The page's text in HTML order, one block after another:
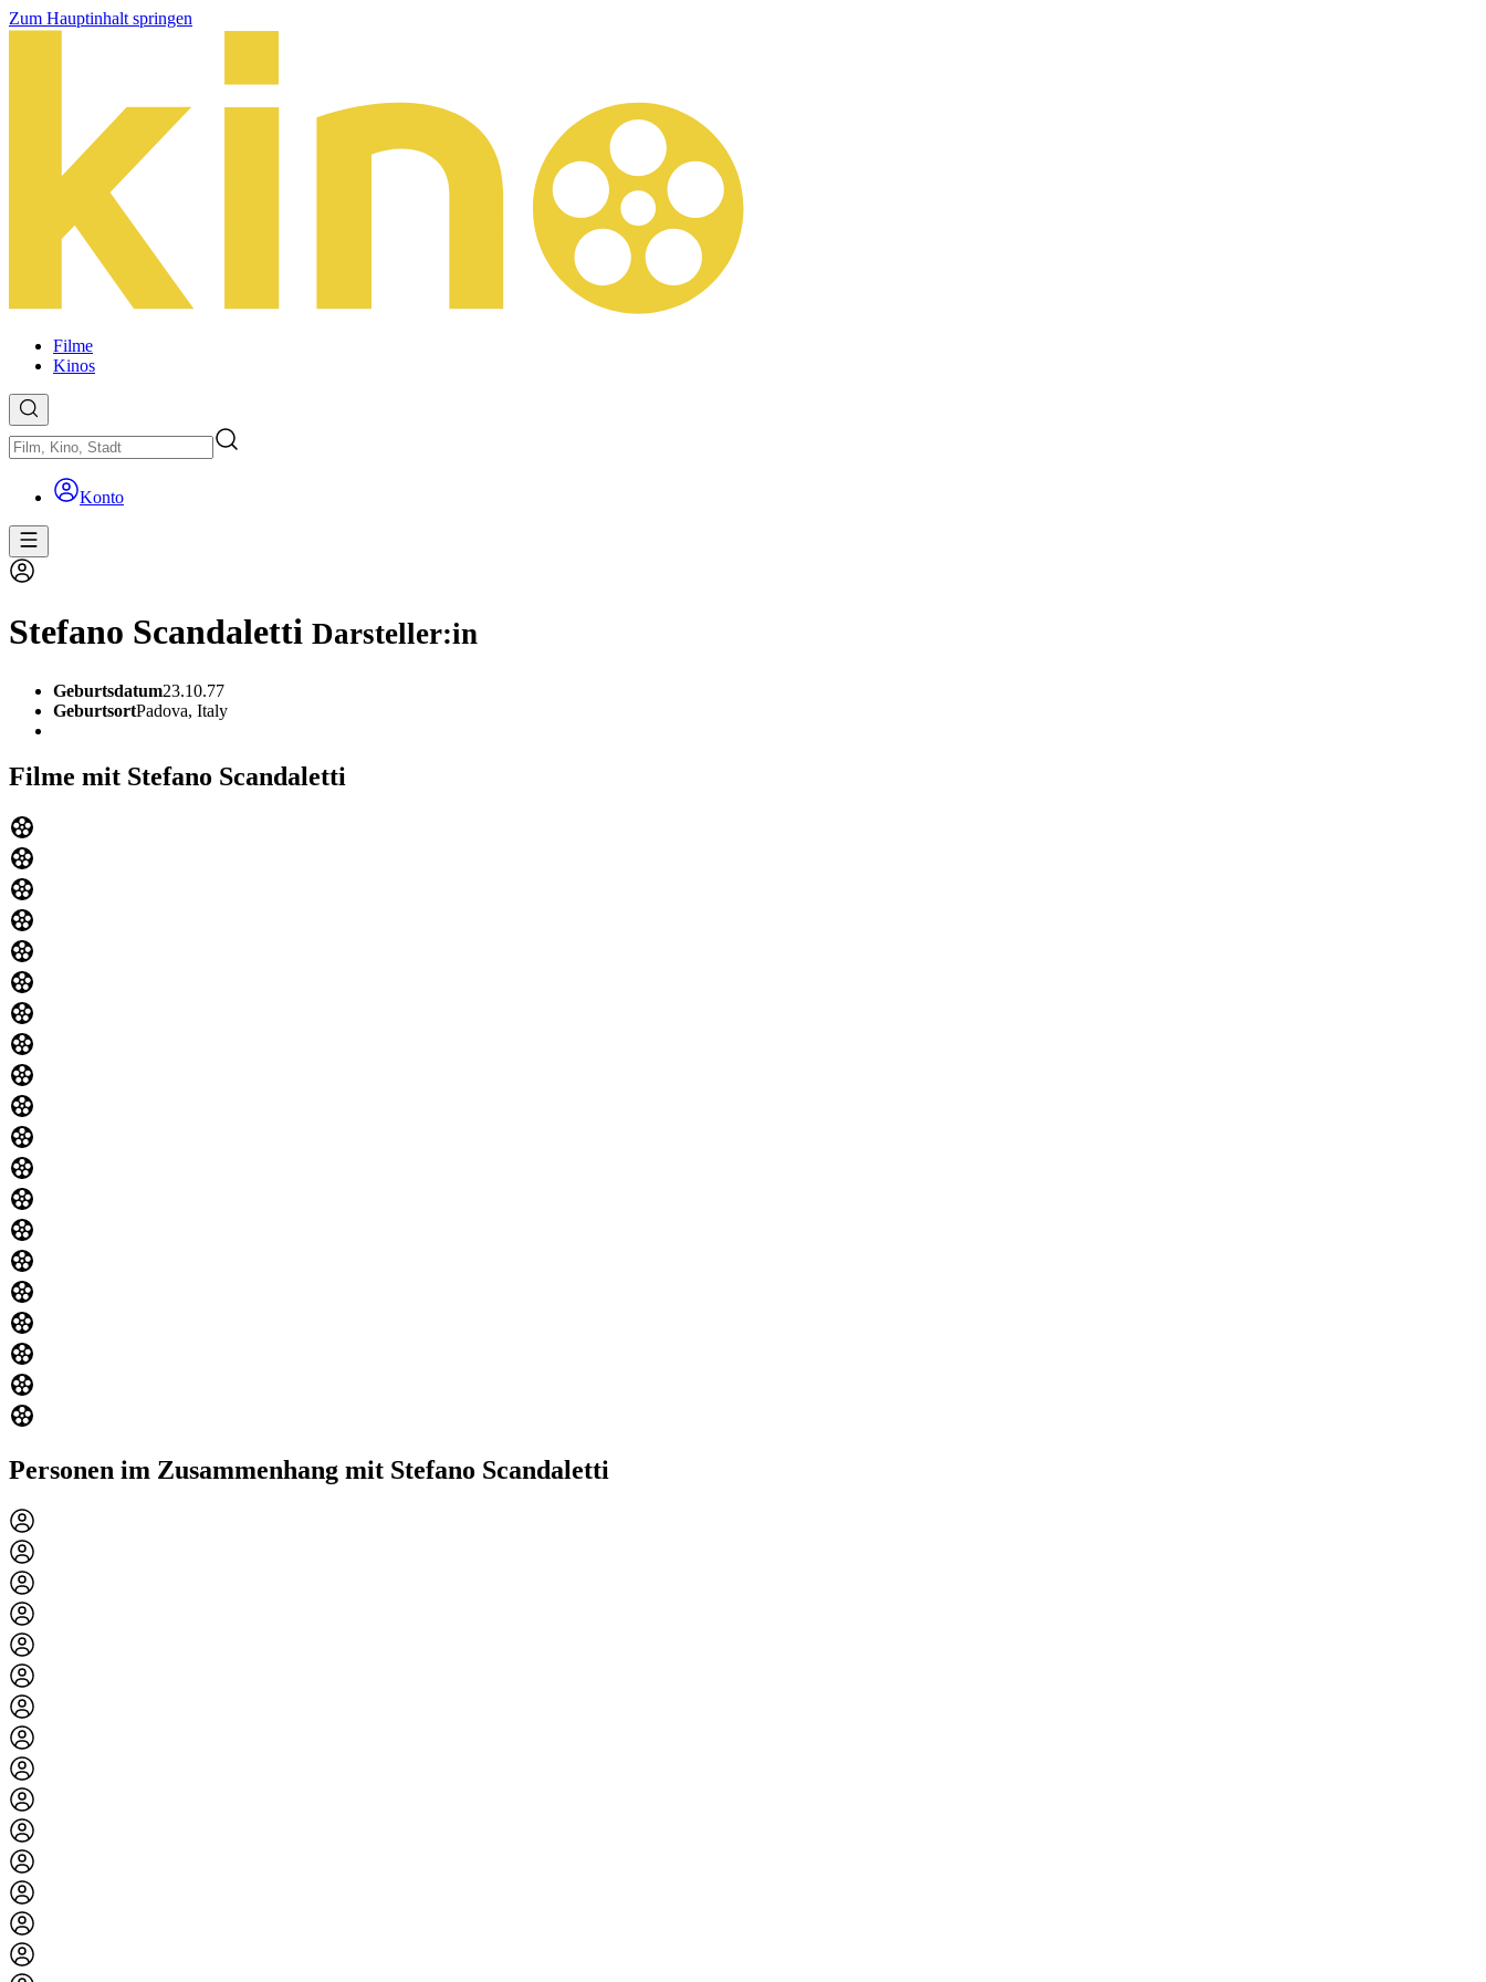
Zum Hauptinhalt springen
Filme
Kinos
Konto
Stefano Scandaletti Darsteller:in
Geburtsdatum23.10.77
GeburtsortPadova, Italy
Filme mit Stefano Scandaletti
Personen im Zusammenhang mit Stefano Scandaletti